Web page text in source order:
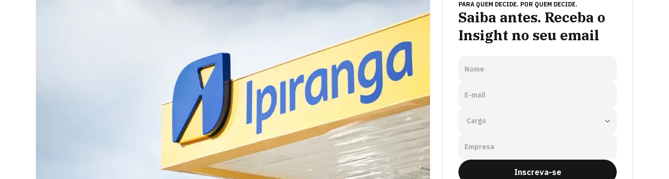
PARA QUEM DECIDE. POR QUEM DECIDE.
Saiba antes. Receba o
Insight no seu email
Nome
E-mail
Empresa
Inscreva-se